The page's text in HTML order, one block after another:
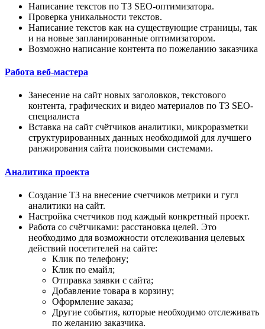
Написание текстов по ТЗ SEO-оптимизатора.
Проверка уникальности текстов.
Написание текстов как на существующие страницы, так
и на новые запланированные оптимизатором.
Возможно написание контента по пожеланию заказчика
Работа веб-мастера
Занесение на сайт новых заголовков, текстового
контента, графических и видео материалов по ТЗ SEO-
специалиста
Вставка на сайт счётчиков аналитики, микроразметки
структурированных данных необходимой для лучшего
ранжирования сайта поисковыми системами.
Аналитика проекта
Создание ТЗ на внесение счетчиков метрики и гугл
аналитики на сайт.
Настройка счетчиков под каждый конкретный проект.
Работа со счётчиками: расстановка целей. Это
необходимо для возможности отслеживания целевых
действий посетителей на сайте:
Клик по телефону;
Клик по емайл;
Отправка заявки с сайта;
Добавление товара в корзину;
Оформление заказа;
Другие события, которые необходимо отслеживать
по желанию заказчика.